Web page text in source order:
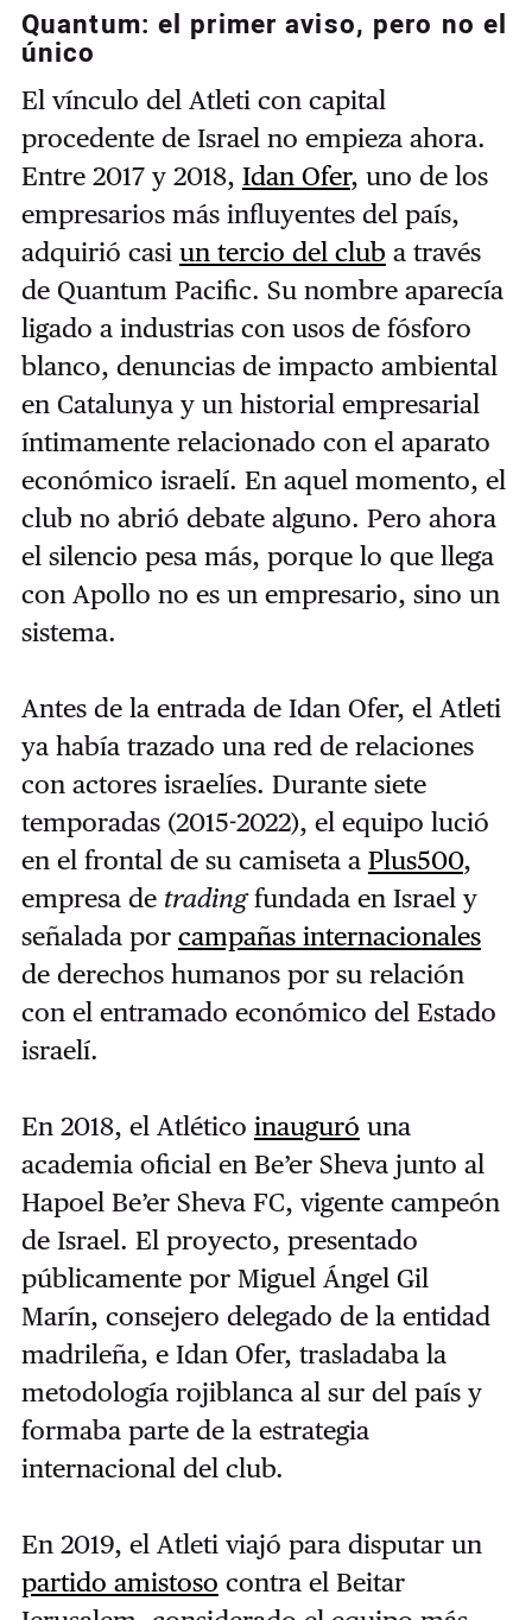
Quantum: el primer aviso, pero no el
único
El vínculo del Atleti con capital
procedente de Israel no empieza ahora.
Entre 2017 y 2018, Idan Ofer, uno de los
empresarios más influyentes del país,
adquirió casi un tercio del club a través
de Quantum Pacific. Su nombre aparecía
ligado a industrias con usos de fósforo
blanco, denuncias de impacto ambiental
en Catalunya y un historial empresarial
íntimamente relacionado con el aparato
económico israelí. En aquel momento, el
club no abrió debate alguno. Pero ahora
el silencio pesa más, porque lo que llega
con Apollo no es un empresario, sino un
sistema.
Antes de la entrada de Idan Ofer, el Atleti
ya había trazado una red de relaciones
con actores israelíes. Durante siete
temporadas (2015-2022), el equipo lució
en el frontal de su camiseta a Plus500,
empresa de tradingfundada en Israel y
señalada por campañas internacionales
de derechos humanos por su relación
con el entramado económico del Estado
israelí.
En 2018, el Atlético inauguró una
academia oficial en Be’er Sheva junto al
Hapoel Be’er Sheva FC, vigente campeón
de Israel. El proyecto, presentado
públicamente por Miguel Ángel Gil
Marín, consejero delegado de la entidad
madrileña, e Idan Ofer, trasladaba la
metodología rojiblanca al sur del país y
formaba parte de la estrategia
internacional del club.
En 2019, el Atleti viajó para disputar un
partido amistoso contra el Beitar